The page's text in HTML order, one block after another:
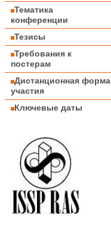
Тематика
конференции
Тезисы
Требования к
постерам
Дистанционная форма
участия
Ключевые даты